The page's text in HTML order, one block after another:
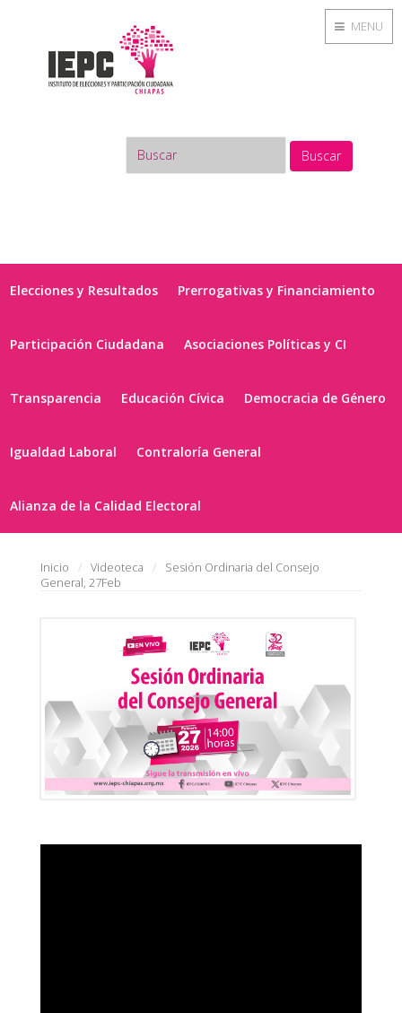
Buscar
Elecciones y Resultados Prerrogativas y Financiamiento
Participación Ciudadana Asociaciones Políticas y CI
Transparencia Educación Cívica Democracia de Género
Igualdad Laboral Contraloría General
Alianza de la Calidad Electoral
Inicio Videoteca
Sesión Ordinaria del Consejo
General, 27Feb
MENU